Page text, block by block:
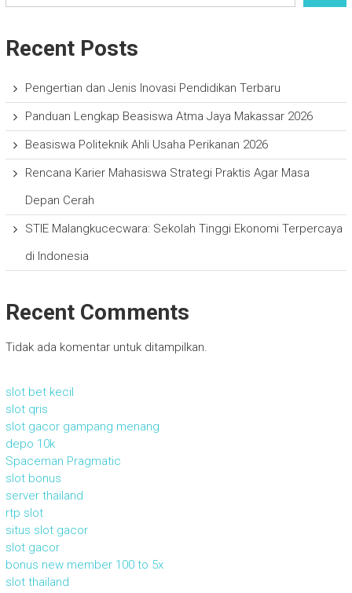
Recent Posts
Pengertian dan Jenis Inovasi Pendidikan Terbaru
Panduan Lengkap Beasiswa Atma Jaya Makassar 2026
Beasiswa Politeknik Ahli Usaha Perikanan 2026
Rencana Karier Mahasiswa Strategi Praktis Agar Masa
Depan Cerah
STIE Malangkucecwara: Sekolah Tinggi Ekonomi Terpercaya
di Indonesia
Recent Comments
Tidak ada komentar untuk ditampilkan.
slot bet kecil
slot qris
slot gacor gampang menang
depo 10k
Spaceman Pragmatic
slot bonus
server thailand
rtp slot
situs slot gacor
slot gacor
bonus new member 100 to 5x
slot thailand